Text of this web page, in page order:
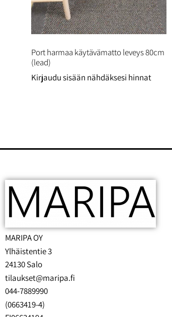
Port harmaa käytävämatto leveys 80cm
(lead)
Kirjaudu sisään nähdäksesi hinnat
MARIPA OY
Ylhäistentie 3
24130 Salo
tilaukset@maripa.fi
044-7889990
(0663419-4)